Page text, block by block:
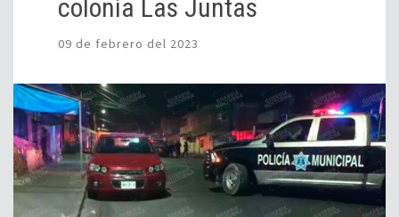
colonia Las Juntas
09 de febrero del 2023